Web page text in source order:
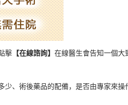
擊【在線諮詢】 在線醫生會告知一個大
、術後藥品的配備，是否由專家來操